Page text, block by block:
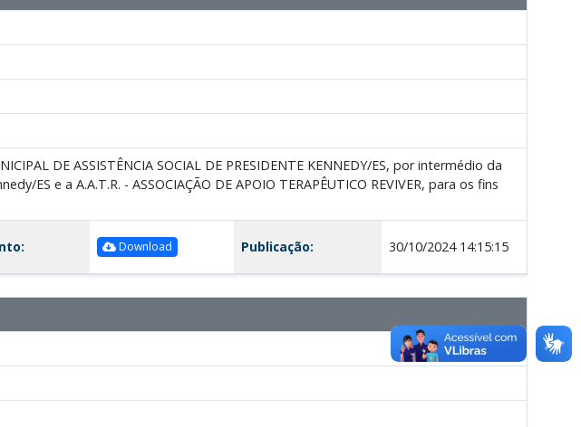
DE ASSISTÊNCIA SOCIAL DE PRESIDENTE KENNEDY/ES, por intermédio da
ES e a A.A.T.R. - ASSOCIAÇÃO DE APOIO TERAPÊUTICO REVIVER, para os fins
Download Publicação: 30/10/2024 14:15:15